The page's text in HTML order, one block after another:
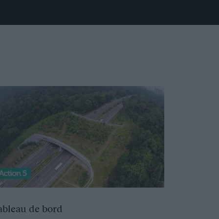
de bord